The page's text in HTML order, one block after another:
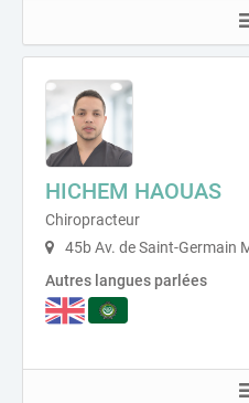
HICHEM HAOUAS
Chiropracteur
45b Av. de Saint-Germain
Autres langues parlées